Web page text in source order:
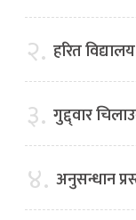
२. हरित
३. गुद्द्वार
४. अनुसन्धान